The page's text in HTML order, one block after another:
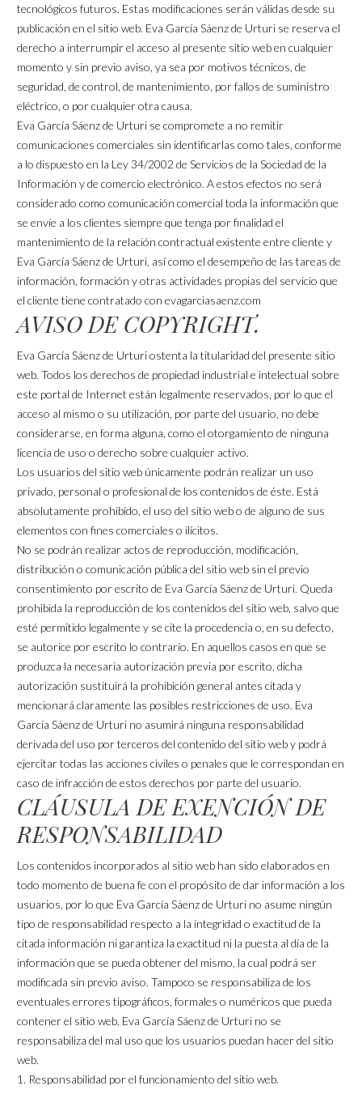
tecnológicos futuros. Estas modificaciones serán válidas desde su
publicación en el sitio web. Eva García Sáenz de Urturi se reserva el
derecho a interrumpir el acceso al presente sitio web en cualquier
momento y sin previo aviso, ya sea por motivos técnicos, de
seguridad, de control, de mantenimiento, por fallos de suministro
eléctrico, o por cualquier otra causa.
Eva García Sáenz de Urturi se compromete a no remitir
comunicaciones comerciales sin identificarlas como tales, conforme
a lo dispuesto en la Ley 34/2002 de Servicios de la Sociedad de la
Información y de comercio electrónico. A estos efectos no será
considerado como comunicación comercial toda la información que
se envíe a los clientes siempre que tenga por finalidad el
mantenimiento de la relación contractual existente entre cliente y
Eva García Sáenz de Urturi, así como el desempeño de las tareas de
información, formación y otras actividades propias del servicio que
el cliente tiene contratado con evagarciasaenz.com
AVISO DE COPYRIGHT.
Eva García Sáenz de Urturi ostenta la titularidad del presente sitio
web. Todos los derechos de propiedad industrial e intelectual sobre
este portal de Internet están legalmente reservados, por lo que el
acceso al mismo o su utilización, por parte del usuario, no debe
considerarse, en forma alguna, como el otorgamiento de ninguna
licencia de uso o derecho sobre cualquier activo.
Los usuarios del sitio web únicamente podrán realizar un uso
privado, personal o profesional de los contenidos de éste. Está
absolutamente prohibido, el uso del sitio web o de alguno de sus
elementos con fines comerciales o ilícitos.
No se podrán realizar actos de reproducción, modificación,
distribución o comunicación pública del sitio web sin el previo
consentimiento por escrito de Eva García Sáenz de Urturi. Queda
prohibida la reproducción de los contenidos del sitio web, salvo que
esté permitido legalmente y se cite la procedencia o, en su defecto,
se autorice por escrito lo contrario. En aquellos casos en que se
produzca la necesaria autorización previa por escrito, dicha
autorización sustituirá la prohibición general antes citada y
mencionará claramente las posibles restricciones de uso. Eva
García Sáenz de Urturi no asumirá ninguna responsabilidad
derivada del uso por terceros del contenido del sitio web y podrá
ejercitar todas las acciones civiles o penales que le correspondan en
caso de infracción de estos derechos por parte del usuario.
CLÁUSULA DE EXENCIÓN DE
RESPONSABILIDAD
Los contenidos incorporados al sitio web han sido elaborados en
todo momento de buena fe con el propósito de dar información a los
usuarios, por lo que Eva García Sáenz de Urturi no asume ningún
tipo de responsabilidad respecto a la integridad o exactitud de la
citada información ni garantiza la exactitud ni la puesta al día de la
información que se pueda obtener del mismo, la cual podrá ser
modificada sin previo aviso. Tampoco se responsabiliza de los
eventuales errores tipográficos, formales o numéricos que pueda
contener el sitio web. Eva García Sáenz de Urturi no se
responsabiliza del mal uso que los usuarios puedan hacer del sitio
web.
1. Responsabilidad por el funcionamiento del sitio web.